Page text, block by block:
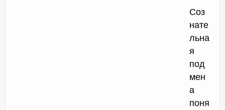
Соз
нате
льна
я
под
мен
а
поня